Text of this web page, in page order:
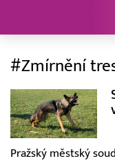
#Zmírnění
Pražský městský